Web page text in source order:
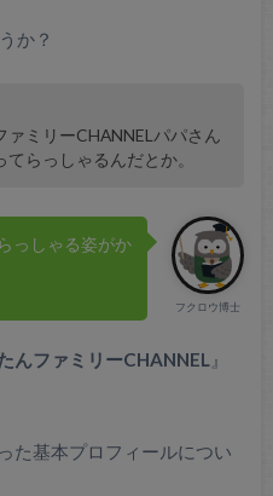
か？
ァミリーCHANNELパパさん
らっしゃるんだとか。
フクロウ博士
っしゃる姿がか
んファミリーCHANNEL 』
た基本プロフィールについ